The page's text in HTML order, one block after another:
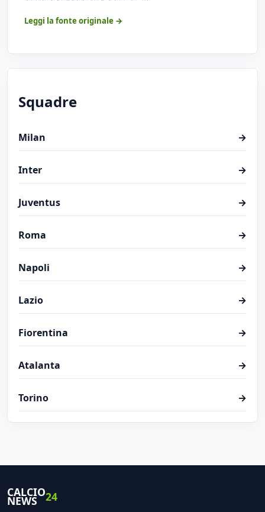
Leggi la fonte originale →
Squadre
Milan →
Inter →
Juventus →
Roma →
Napoli →
Lazio →
Fiorentina →
Atalanta →
Torino →
CALCIO
NEWS 24